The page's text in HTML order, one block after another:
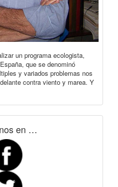
un programa ecologista,
que se denominó
y variados problemas nos
contra viento y marea. Y
en …